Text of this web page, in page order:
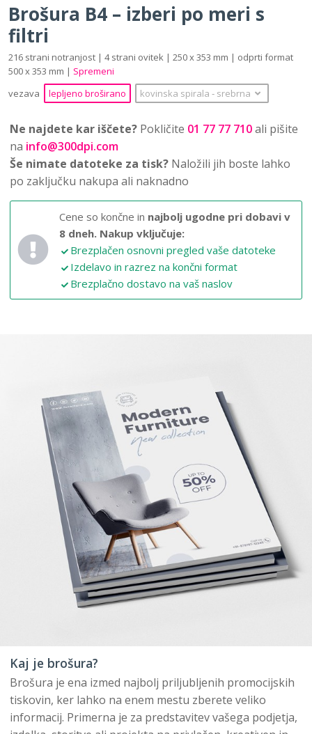
Brošura B4 – izberi po meri s
filtri
216 strani notranjost | 4 strani ovitek | 250 x 353 mm | odprti format
500 x 353 mm | Spremeni
vezava
lepljeno broširano kovinska spirala ‐ srebrna
Ne najdete kar iščete? Pokličite 01 77 77 710ali pišite
na info@300dpi.com
Še nimate datoteke za tisk? Naložili jih boste lahko
po zaključku nakupa ali naknadno
Cene so končne in najbolj ugodne pri dobavi v
8 dneh. Nakup vključuje:
Brezplačen osnovni pregled vaše datoteke
Izdelavo in razrez na končni format
Brezplačno dostavo na vaš naslov
Kaj je brošura?
Brošura je ena izmed najbolj priljubljenih promocijskih
tiskovin, ker lahko na enem mestu zberete veliko
informacij. Primerna je za predstavitev vašega podjetja,